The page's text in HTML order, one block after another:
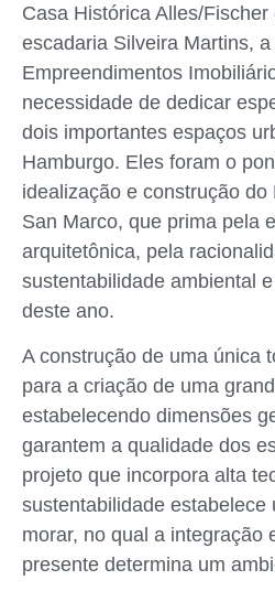
Casa Histórica Alles/Fischer
escadaria Silveira Martins,
Empreendimentos
necessidade de dedicar
dois importantes espaços
Hamburgo. Eles foram o
idealização e construção do
San Marco, que prima pela
arquitetônica, pela
sustentabilidade ambiental
deste ano.
A construção de uma única
para a criação de uma
estabelecendo dimensões
garantem a qualidade dos
projeto que incorpora alta
sustentabilidade estabelece
morar, no qual a integração
presente determina um